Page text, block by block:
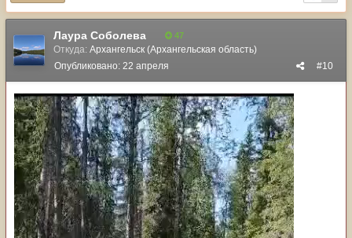
Лаура Соболева 47
Откуда: Архангельск (Архангельская область)
#10
Опубликовано: 22 апреля